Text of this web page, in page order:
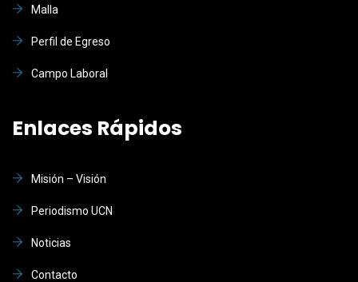
Malla
Perfil de Egreso
Campo Laboral
Enlaces Rápidos
Misión – Visión
Periodismo UCN
Noticias
Contacto